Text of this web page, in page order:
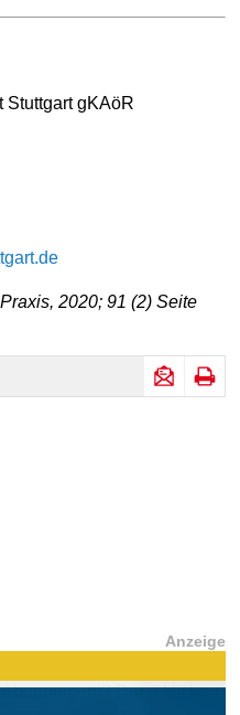
Stuttgart gKAöR
2020; 91 (2) Seite
Anzeige